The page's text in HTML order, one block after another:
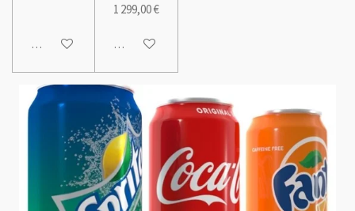
Ajouter au panier
1 299,00 €
Ajouter au panier